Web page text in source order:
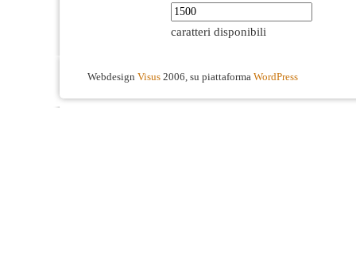
caratteri disponibili
Webdesign Visus 2006, su piattaforma WordPress